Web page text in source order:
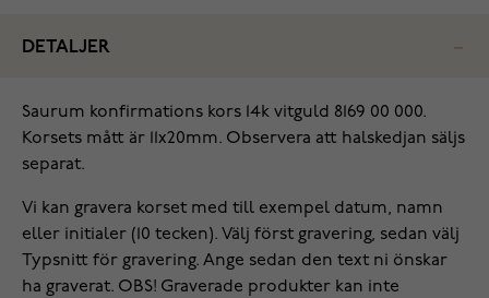
DETALJER
Saurum konfirmations kors 14k vitguld 8169 00 000.
Korsets mått är 11x20mm. Observera att halskedjan säljs
separat.
Vi kan gravera korset med till exempel datum, namn
eller initialer (10 tecken). Välj först gravering, sedan välj
Typsnitt för gravering. Ange sedan den text ni önskar
ha graverat. OBS! Graverade produkter kan inte